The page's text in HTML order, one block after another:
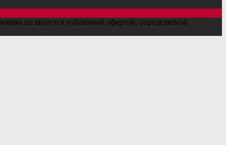
не является публичной офертой, определяемой